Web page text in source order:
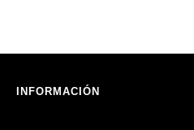
INFORMACIÓN